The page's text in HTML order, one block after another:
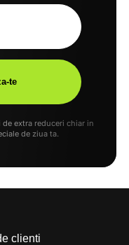
extra reduceri chiar in
de ziua ta.
clienti